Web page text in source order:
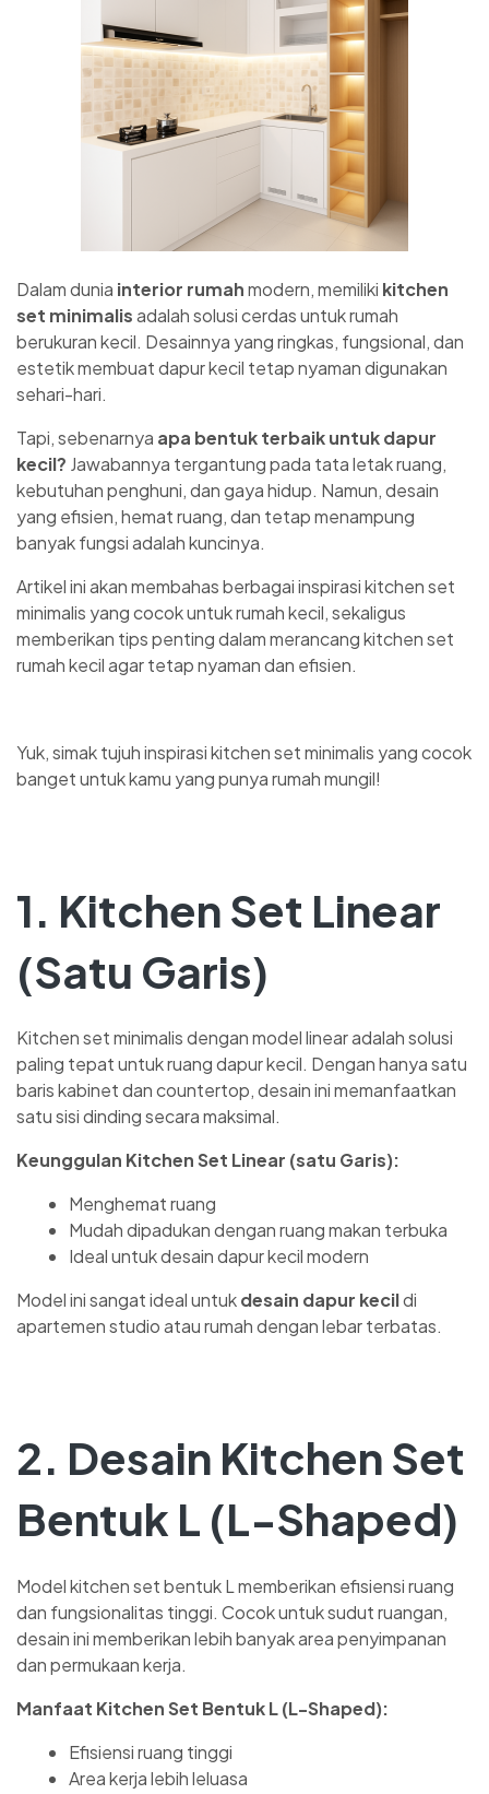
Dalam dunia interior rumahmodern, memiliki kitchen
set minimalisadalah solusi cerdas untuk rumah
berukuran kecil. Desainnya yang ringkas, fungsional, dan
estetik membuat dapur kecil tetap nyaman digunakan
sehari-hari.
Tapi, sebenarnya apa bentuk terbaik untuk dapur
kecil? Jawabannya tergantung pada tata letak ruang,
kebutuhan penghuni, dan gaya hidup. Namun, desain
yang efisien, hemat ruang, dan tetap menampung
banyak fungsi adalah kuncinya.
Artikel ini akan membahas berbagai inspirasi kitchen set
minimalis yang cocok untuk rumah kecil, sekaligus
memberikan tips penting dalam merancang kitchen set
rumah kecil agar tetap nyaman dan efisien.
Yuk, simak tujuh inspirasi kitchen set minimalis yang cocok
banget untuk kamu yang punya rumah mungil!
1. Kitchen Set Linear
(Satu Garis)
Kitchen set minimalis dengan model linear adalah solusi
paling tepat untuk ruang dapur kecil. Dengan hanya satu
baris kabinet dan countertop, desain ini memanfaatkan
satu sisi dinding secara maksimal.
Keunggulan Kitchen Set Linear (satu Garis):
Menghemat ruang
Mudah dipadukan dengan ruang makan terbuka
Ideal untuk desain dapur kecil modern
Model ini sangat ideal untukdesain dapur kecildi
apartemen studio atau rumah dengan lebar terbatas.
2. Desain Kitchen Set
Bentuk L (L-Shaped)
Model kitchen set bentuk L memberikan efisiensi ruang
dan fungsionalitas tinggi. Cocok untuk sudut ruangan,
desain ini memberikan lebih banyak area penyimpanan
dan permukaan kerja.
Manfaat Kitchen Set Bentuk L (L-Shaped):
Efisiensi ruang tinggi
Area kerja lebih leluasa